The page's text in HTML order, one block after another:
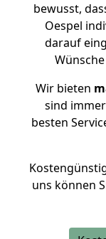
bewusst,
Oespel
darauf
Wir bieten
sind
besten
uns können